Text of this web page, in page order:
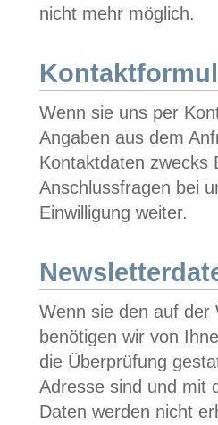
nicht mehr möglich.
Wenn sie uns per
Angaben aus dem
Kontaktdaten zwecks
Anschlussfragen bei
Einwilligung weiter.
Wenn sie den auf der
benötigen wir von
die Überprüfung
Adresse sind und mit
Daten werden nicht